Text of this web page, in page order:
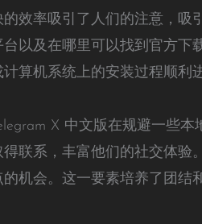
的效率吸引了人们的注意，吸
台以及在哪里可以找到官方下
计算机系统上的安装过程顺利
X 中文版在规避一些
得联系，丰富他们的社交体验
的机会。这一要素培养了团结